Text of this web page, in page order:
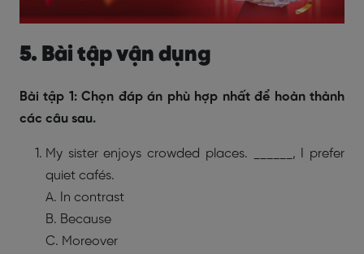
5. Bài tập vận dụng
Bài tập 1: Chọn đáp án phù hợp nhất để hoàn thành
các câu sau.
My sister enjoys crowded places. ______, I prefer
quiet cafés.
A. In contrast
B. Because
C. Moreover